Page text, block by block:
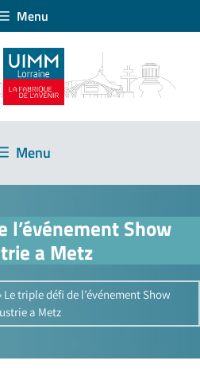
Menu
Menu
l’événement Show
a Metz
Le triple défi de l’événement Show
a Metz